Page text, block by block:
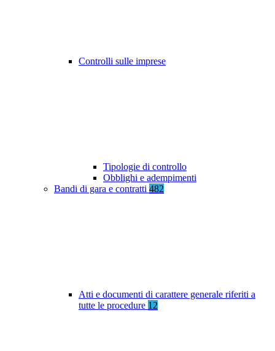
Controlli sulle imprese
Tipologie di controllo
Obblighi e adempimenti
Bandi di gara e contratti 482
Atti e documenti di carattere generale riferiti a
tutte le procedure 12